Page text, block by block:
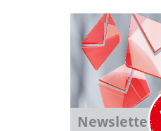
Newsletter